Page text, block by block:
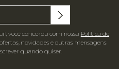
você concorda com nossa Política de
novidades e outras mensagens
quando quiser.